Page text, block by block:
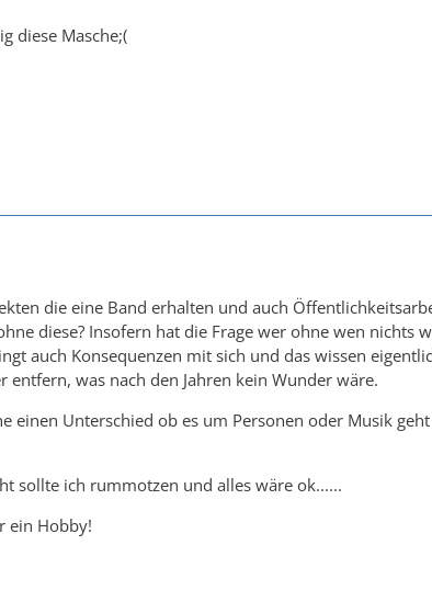
diese Masche;(
die eine Band erhalten und auch
diese? Insofern hat die Frage wer ohne wen nichts
auch Konsequenzen mit sich und das wissen
was nach den Jahren kein Wunder wäre.
einen Unterschied ob es um Personen oder Musik
sollte ich rummotzen und alles wäre ok......
ein Hobby!